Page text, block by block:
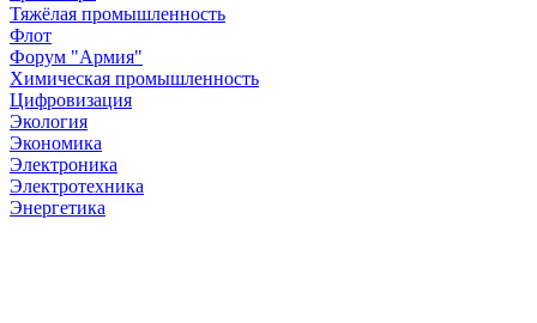
Тяжёлая промышленность
Флот
Форум "Армия"
Химическая промышленность
Цифровизация
Экология
Экономика
Электроника
Электротехника
Энергетика